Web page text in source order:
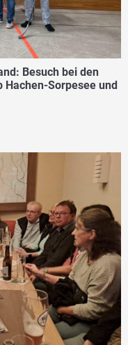
Besuch bei den
Sorpesee und